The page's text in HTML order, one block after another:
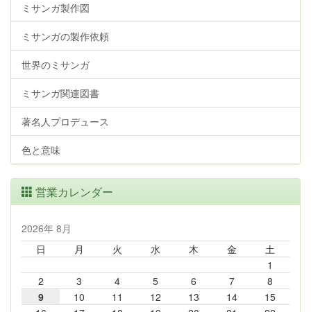
ミサンガ製作図
ミサンガの製作依頼
世界のミサンガ
ミサンガ関連図書
著名人プロデュース
色と意味
営業カレンダー
2026年 8月
日
月 火 水 木 金
土
1
2
3 4 5 6 7
8
9
10 11 12 13 14
15